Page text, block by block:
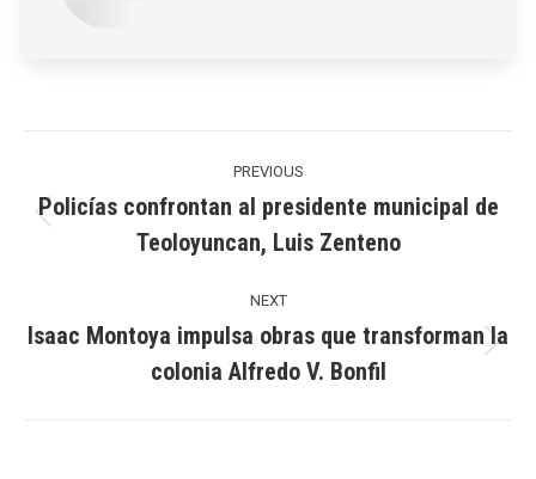
PREVIOUS
Previous
post:
Policías confrontan al presidente municipal de
Teoloyuncan, Luis Zenteno
NEXT
post:
Isaac Montoya impulsa obras que transforman la
colonia Alfredo V. Bonfil